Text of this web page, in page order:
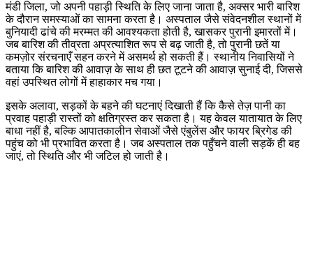
मंडी जिला, जो अपनी पहाड़ी स्थिति के लिए जाना जाता है, अक्सर भारी बारिश
के दौरान समस्याओं का सामना करता है। अस्पताल जैसे संवेदनशील स्थानों में
बुनियादी ढांचे की मरम्मत की आवश्यकता होती है, खासकर पुरानी इमारतों में।
जब बारिश की तीव्रता अप्रत्याशित रूप से बढ़ जाती है, तो पुरानी छतें या
कमज़ोर संरचनाएँ सहन करने में असमर्थ हो सकती हैं। स्थानीय निवासियों ने
बताया कि बारिश की आवाज़ के साथ ही छत टूटने की आवाज़ सुनाई दी, जिससे
वहां उपस्थित लोगों में हाहाकार मच गया।
इसके अलावा, सड़कों के बहने की घटनाएं दिखाती हैं कि कैसे तेज़ पानी का
प्रवाह पहाड़ी रास्तों को क्षतिग्रस्त कर सकता है। यह केवल यातायात के लिए
बाधा नहीं है, बल्कि आपातकालीन सेवाओं जैसे एंबुलेंस और फायर ब्रिगेड की
पहुंच को भी प्रभावित करता है। जब अस्पताल तक पहुँचने वाली सड़कें ही बह
जाएं, तो स्थिति और भी जटिल हो जाती है।